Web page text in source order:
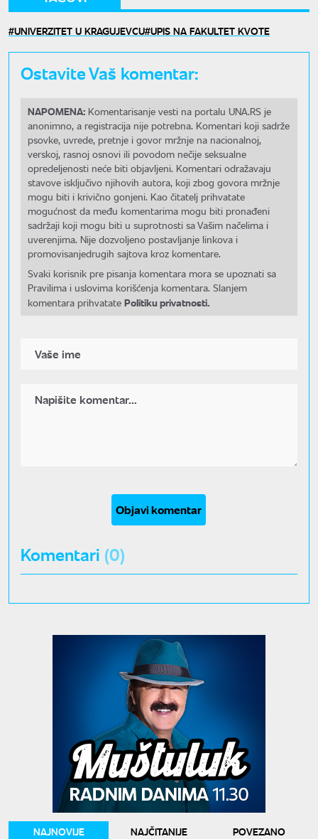
UNIVERZITET U KRAGUJEVCU UPIS NA FAKULTET KVOTE
Ostavite Vaš komentar:
NAPOMENA: Komentarisanje vesti na portalu UNA.RS je
anonimno, a registracija nije potrebna. Komentari koji sadrže
psovke, uvrede, pretnje i govor mržnje na nacionalnoj,
verskoj, rasnoj osnovi ili povodom nečije seksualne
opredeljenosti neće biti objavljeni. Komentari odražavaju
stavove isključivo njihovih autora, koji zbog govora mržnje
mogu biti i krivično gonjeni. Kao čitatelj prihvatate
mogućnost da među komentarima mogu biti pronađeni
sadržaji koji mogu biti u suprotnosti sa Vašim načelima i
uverenjima. Nije dozvoljeno postavljanje linkova i
promovisanjedrugih sajtova kroz komentare.
Svaki korisnik pre pisanja komentara mora se upoznati sa
Pravilima i uslovima korišćenja komentara. Slanjem
komentara prihvatate Politiku privatnosti.
Objavi komentar
Komentari (0)
NAJNOVIJE NAJČITANIJE
POVEZANO